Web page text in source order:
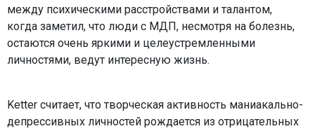
между психическими расстройствами и талантом,
когда заметил, что люди с МДП, несмотря на болезнь,
остаются очень яркими и целеустремленными
личностями, ведут интересную жизнь.
Ketter считает, что творческая активность маниакально-
депрессивных личностей рождается из отрицательных